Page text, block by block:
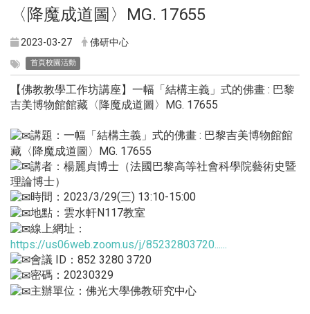
〈降魔成道圖〉MG. 17655
2023-03-27 佛研中心
首頁校園活動
【佛教教學工作坊講座】一幅「結構主義」式的佛畫 : 巴黎
吉美博物館館藏〈降魔成道圖〉MG. 17655
講題：一幅「結構主義」式的佛畫 : 巴黎吉美博物館館
藏〈降魔成道圖〉MG. 17655
講者：楊麗貞博士（法國巴黎高等社會科學院藝術史暨
理論博士）
時間：2023/3/29(三) 13:10-15:00
地點：雲水軒N117教室
線上網址：
https://us06web.zoom.us/j/85232803720......
會議 ID：852 3280 3720
密碼：20230329
主辦單位：佛光大學佛教研究中心